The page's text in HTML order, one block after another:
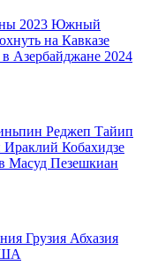
2023 Южный
на Кавказе
Азербайджане 2024
Реджеп Тайип
Ираклий Кобахидзе
Масуд Пезешкиан
Грузия Абхазия